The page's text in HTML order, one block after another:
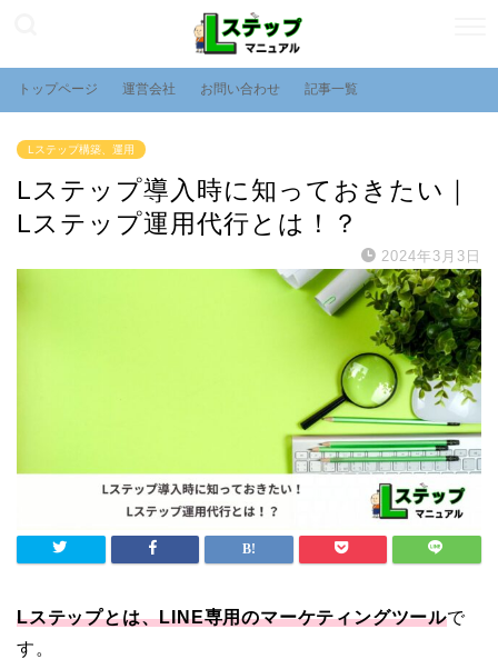
トップページ 運営会社 お問い合わせ 記事一覧
Lステップ構築、運用
Lステップ導入時に知っておきたい｜
Lステップ運用代行とは！？
2024年3月3日
Lステップとは、LINE専用のマーケティングツールで
す。